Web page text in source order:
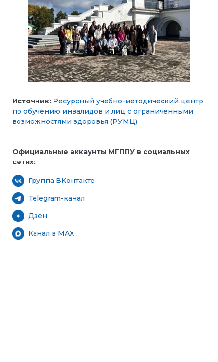
Источник: Ресурсный учебно-методический центр
по обучению инвалидов и лиц с ограниченными
возможностями здоровья (РУМЦ)
Официальные аккаунты МГППУ в социальных
сетях:
Группа ВКонтакте
Telegram-канал
Дзен
Канал в MAX